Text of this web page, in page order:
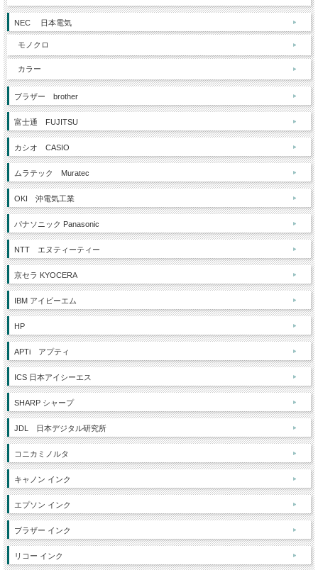
NEC 日本電気
モノクロ
カラー
ブラザー brother
富士通 FUJITSU
カシオ CASIO
ムラテック Muratec
OKI 沖電気工業
パナソニック Panasonic
NTT エヌティーティー
京セラ KYOCERA
IBM アイビーエム
HP
APTi アプティ
ICS 日本アイシーエス
SHARP シャープ
JDL 日本デジタル研究所
コニカミノルタ
キャノン インク
エプソン インク
ブラザー インク
リコー インク